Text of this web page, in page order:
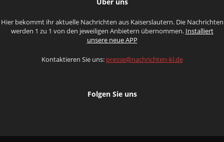
Hier bekommt ihr aktuelle Nachrichten aus Kaiserslautern. Die Nachrichten
werden 1 zu 1 von den jeweiligen Anbietern übernommen. Installiert
unsere neue APP
Kontaktieren Sie uns: presse@nachrichten-kl.de
Folgen Sie uns